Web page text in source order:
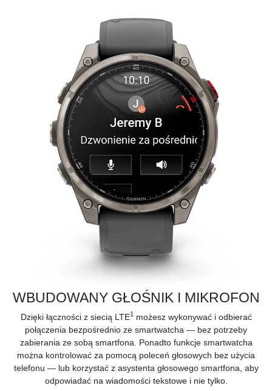
WBUDOWANY GŁOŚNIK I MIKROFON
Dzięki łączności z siecią LTE1
możesz wykonywać i odbierać
połączenia bezpośrednio ze smartwatcha — bez potrzeby
zabierania ze sobą smartfona. Ponadto funkcje smartwatcha
można kontrolować za pomocą poleceń głosowych bez użycia
telefonu — lub korzystać z asystenta głosowego smartfona, aby
odpowiadać na wiadomości tekstowe i nie tylko.